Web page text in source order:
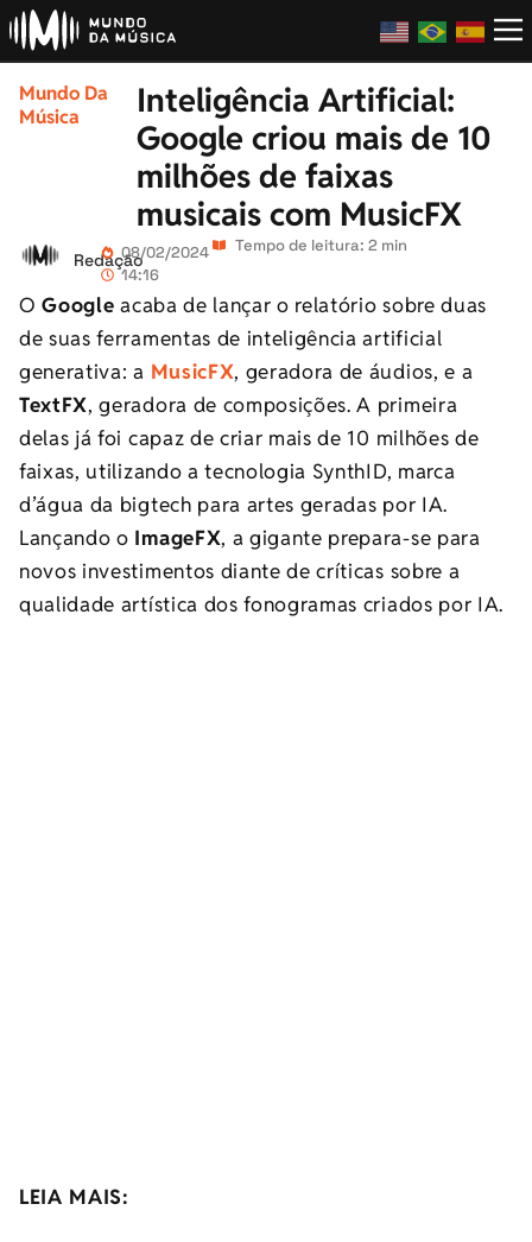
Mundo Da
Música
Inteligência Artificial:
Google criou mais de 10
milhões de faixas
musicais com MusicFX
Redação08/02/2024
14:16
Tempo de leitura: 2 min
OGoogle acaba de lançar o relatório sobre duas
de suas ferramentas de inteligência artificial
generativa: a MusicFX, geradora de áudios, e a
TextFX, geradora de composições. A primeira
delas já foi capaz de criar mais de 10 milhões de
faixas, utilizando a tecnologia SynthID, marca
d’água da bigtech para artes geradas por IA.
Lançando o ImageFX, a gigante prepara-se para
novos investimentos diante de críticas sobre a
qualidade artística dos fonogramas criados por IA.
LEIA MAIS: